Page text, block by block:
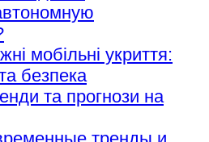
мобільні укриття:
безпека
та прогнози на